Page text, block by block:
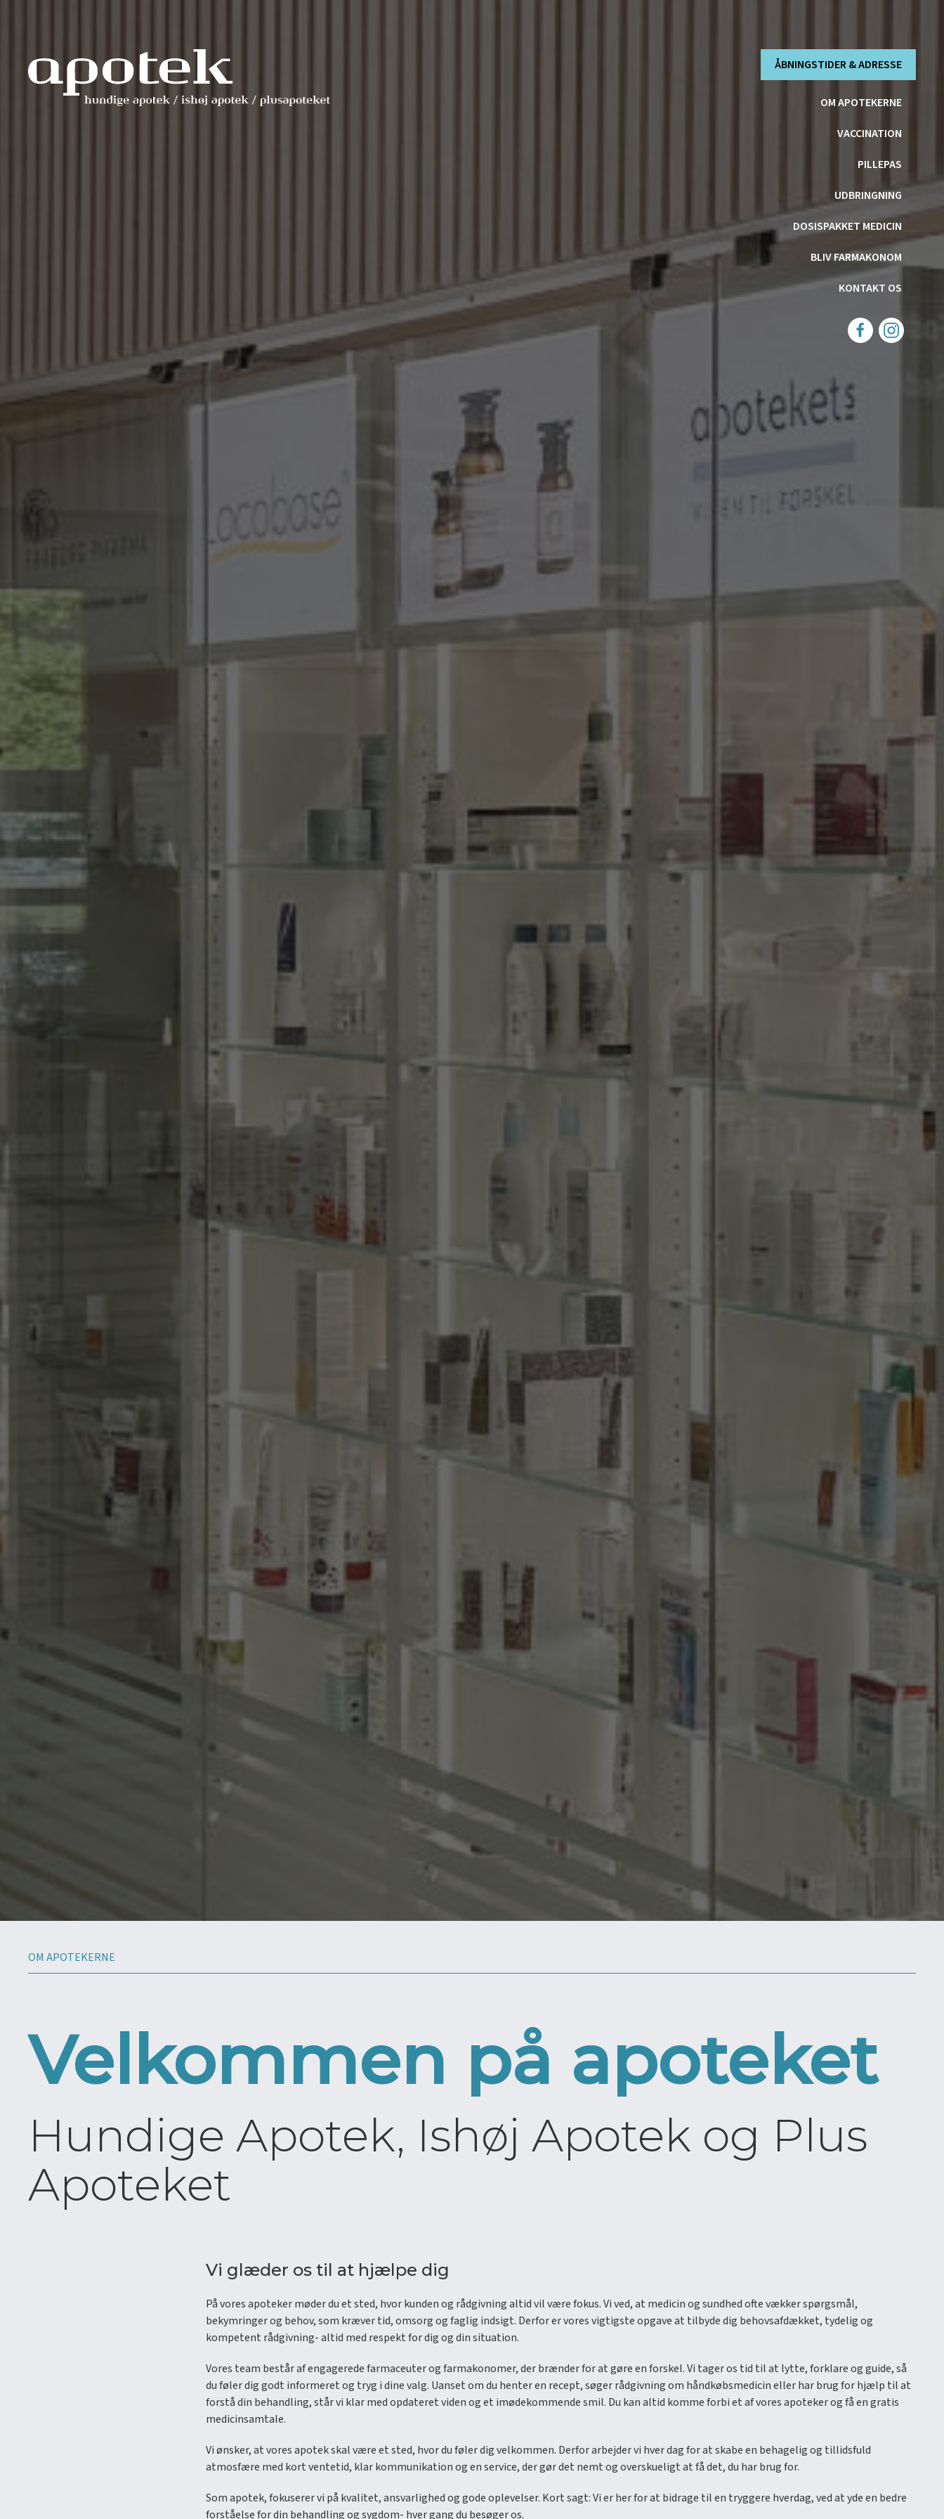
ÅBNINGSTIDER & ADRESSE
OM APOTEKERNE
VACCINATION
PILLEPAS
UDBRINGNING
DOSISPAKKET MEDICIN
BLIV FARMAKONOM
KONTAKT OS
OM APOTEKERNE
Velkommen på apoteket
Hundige Apotek, Ishøj Apotek og Plus
Apoteket
Vi glæder os til at hjælpe dig
På vores apoteker møder du et sted, hvor kunden og rådgivning altid vil være fokus. Vi ved, at medicin og sundhed ofte vækker spørgsmål,
bekymringer og behov, som kræver tid, omsorg og faglig indsigt. Derfor er vores vigtigste opgave at tilbyde dig behovsafdækket, tydelig og
kompetent rådgivning- altid med respekt for dig og din situation.
Vores team består af engagerede farmaceuter og farmakonomer, der brænder for at gøre en forskel. Vi tager os tid til at lytte, forklare og guide, så
du føler dig godt informeret og tryg i dine valg. Uanset om du henter en recept, søger rådgivning om håndkøbsmedicin eller har brug for hjælp til at
forstå din behandling, står vi klar med opdateret viden og et imødekommende smil. Du kan altid komme forbi et af vores apoteker og få en gratis
medicinsamtale.
Vi ønsker, at vores apotek skal være et sted, hvor du føler dig velkommen. Derfor arbejder vi hver dag for at skabe en behagelig og tillidsfuld
atmosfære med kort ventetid, klar kommunikation og en service, der gør det nemt og overskueligt at få det, du har brug for.
Som apotek, fokuserer vi på kvalitet, ansvarlighed og gode oplevelser. Kort sagt: Vi er her for at bidrage til en tryggere hverdag, ved at yde en bedre
forståelse for din behandling og sygdom- hver gang du besøger os.